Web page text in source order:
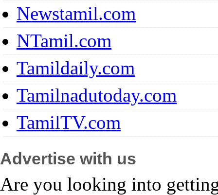
Newstamil.com
NTamil.com
Tamildaily.com
Tamilnadutoday.com
TamilTV.com
Advertise with us
Are you looking into